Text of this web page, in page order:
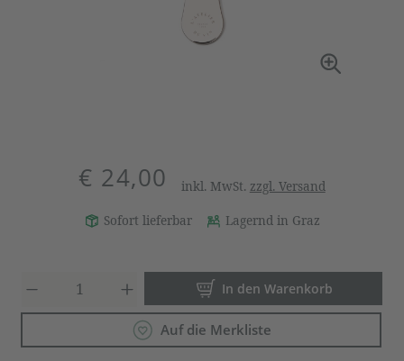
€ 24,00 inkl. MwSt. zzgl. Versand
Sofort lieferbar Lagernd in Graz
Produkt Anzahl: Gib den
In den Warenkorb
Auf die Merkliste